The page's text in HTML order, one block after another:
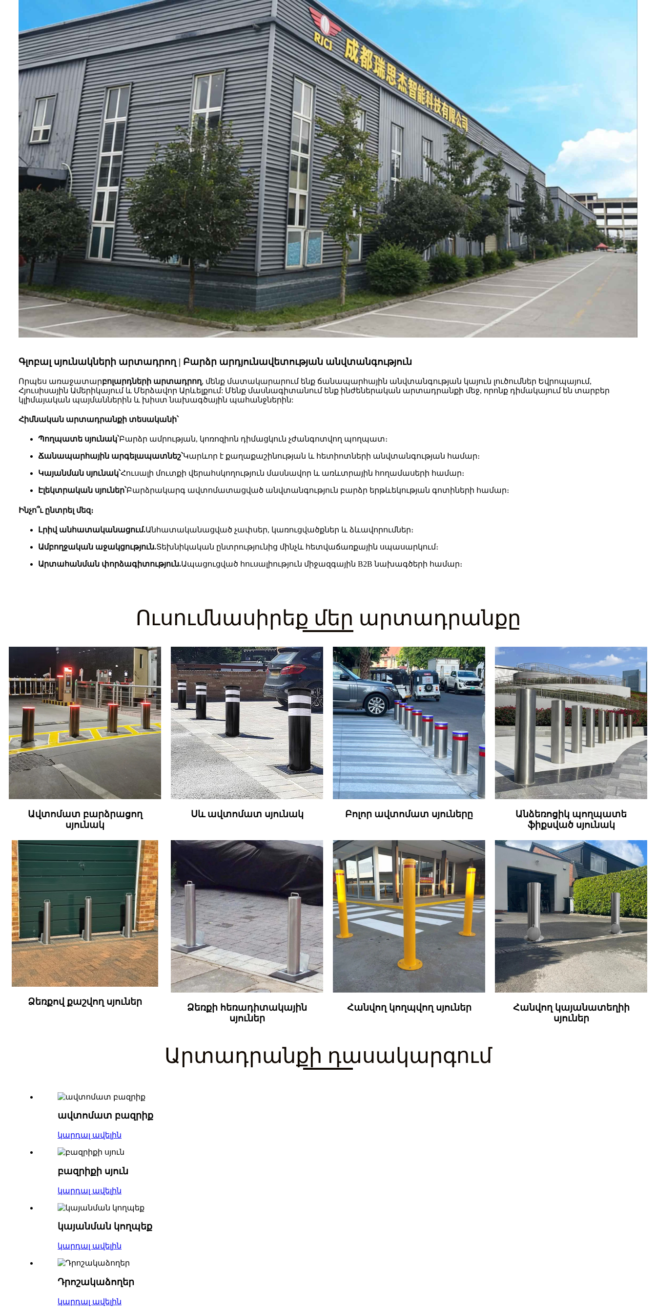
Գլոբալ սյունակների արտադրող | Բարձր արդյունավետության անվտանգություն
Որպես առաջատարբոլարդների արտադրող, մենք մատակարարում ենք ճանապարհային անվտանգության կայուն լուծումներ Եվրոպայում,
Հյուսիսային Ամերիկայում և Մերձավոր Արևելքում: Մենք մասնագիտանում ենք ինժեներական արտադրանքի մեջ, որոնք դիմակայում են տարբեր
կլիմայական պայմաններին և խիստ նախագծային պահանջներին:
Հիմնական արտադրանքի տեսականի՝
Պողպատե սյունակ՝Բարձր ամրության, կոռոզիոն դիմացկուն չժանգոտվող պողպատ։
Ճանապարհային արգելապատնեշ՝Կարևոր է քաղաքաշինության և հետիոտների անվտանգության համար։
Կայանման սյունակ՝Հուսալի մուտքի վերահսկողություն մասնավոր և առևտրային հողամասերի համար։
Էլեկտրական սյուներ՝Բարձրակարգ ավտոմատացված անվտանգություն բարձր երթևեկության գոտիների համար։
Ինչո՞ւ ընտրել մեզ։
Լրիվ անհատականացում.Անհատականացված չափսեր, կառուցվածքներ և ձևավորումներ։
Ամբողջական աջակցություն.Տեխնիկական ընտրությունից մինչև հետվաճառքային սպասարկում։
Արտահանման փորձագիտություն.Ապացուցված հուսալիություն միջազգային B2B նախագծերի համար։
Ուսումնասիրեք մեր արտադրանքը
Ավտոմատ բարձրացող
սյունակ
Սև ավտոմատ սյունակ Բոլոր ավտոմատ սյուները
Անձեռոցիկ պողպատե
ֆիքսված սյունակ
Ձեռքով քաշվող սյուներ
Ձեռքի հեռադիտակային
սյուներ
Հանվող կողպվող սյուներ
Հանվող կայանատեղիի
սյուներ
Արտադրանքի դասակարգում
ավտոմատ բազրիք
կարդալ ավելին
բազրիքի սյուն
կարդալ ավելին
կայանման կողպեք
կարդալ ավելին
Դրոշակաձողեր
կարդալ ավելին